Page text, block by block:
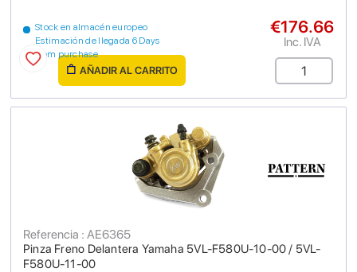
Stock en almacén europeo
Estimación de llegada 6 Days
from purchase
€176.66
Inc. IVA
AÑADIR AL CARRITO
Pinza Freno Delantera Yamaha 5VL-F580U-10-00 / 5VL-
F580U-11-00
Referencia : AE6365